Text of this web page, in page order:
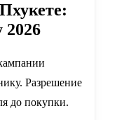
2026
Разрешение
до покупки.